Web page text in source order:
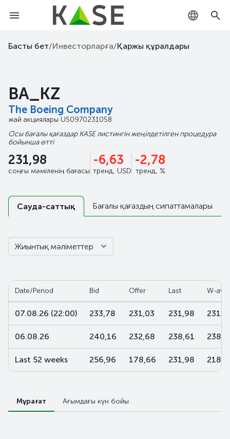
KZ
Басты бет/Инвесторларға/Қаржы құралдары
BA_KZ
The Boeing Company
жай акциялары US0970231058
Осы бағалы қағаздар KASE листингін жеңілдетілген процедура
бойынша өтті
231,98
соңғы мәміленің бағасы
-6,63
тренд, USD
-2,78
тренд, %
Сауда-саттық Бағалы қағаздың сипаттамалары
Жиынтық мәліметтер
Date/Period Bid Offer Last W-aver
07.08.26 (22:00) 233,78 231,03 231,98
06.08.26 240,16 232,68 238,61
Last 52 weeks 256,96 178,66 231,98
Мұрағат Ағымдағы күн бойы